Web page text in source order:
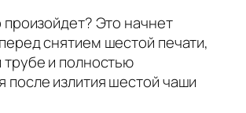
произойдет? Это начнет
снятием шестой печати,
и полностью
после излития шестой чаши